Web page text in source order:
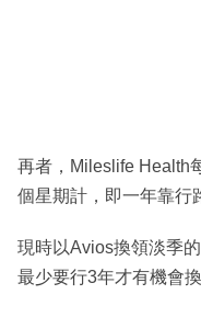
再者，Mileslife Health
個星期計，即一年靠行
現時以Avios換領淡季
最少要行3年才有機會